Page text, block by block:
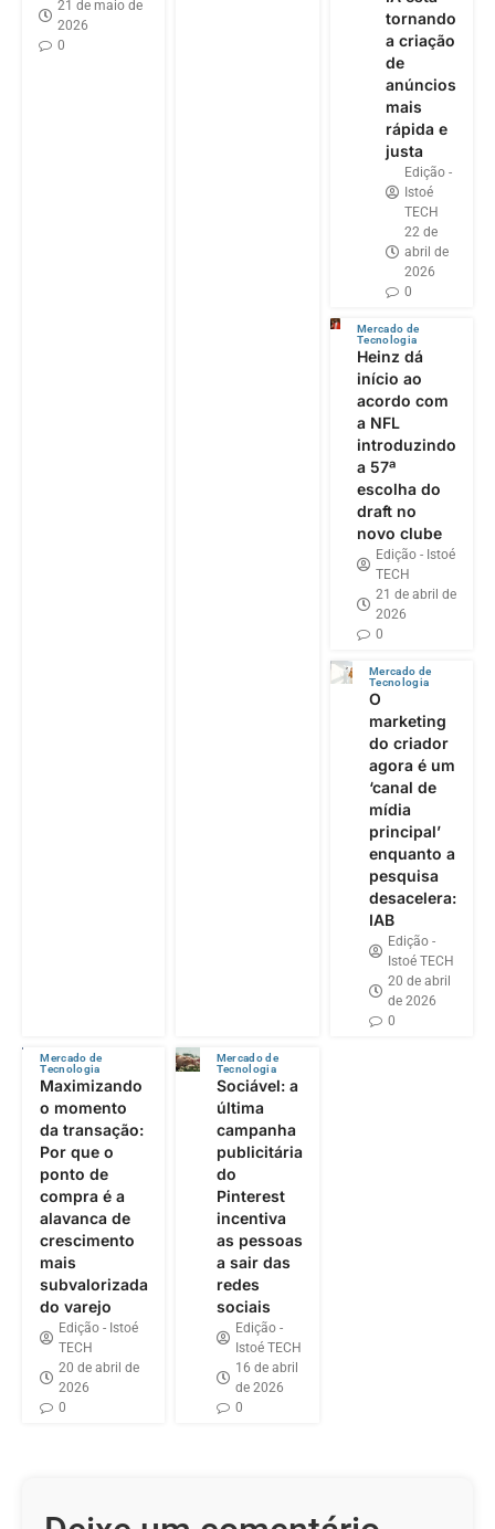
21 de maio de
2026
0
tornando
a criação
de
anúncios
mais
rápida e
justa
Edição -
Istoé
TECH
22 de
abril de
2026
0
Mercado de
Tecnologia
Heinz dá
início ao
acordo com
a NFL
introduzindo
a 57ª
escolha do
draft no
novo clube
Edição - Istoé
TECH
21 de abril de
2026
0
Mercado de
Tecnologia
O
marketing
do criador
agora é um
‘canal de
mídia
principal’
enquanto a
pesquisa
desacelera:
IAB
Edição -
Istoé TECH
20 de abril
de 2026
0
Mercado de
Tecnologia
Maximizando
o momento
da transação:
Por que o
ponto de
compra é a
alavanca de
crescimento
mais
subvalorizada
do varejo
Edição - Istoé
TECH
20 de abril de
2026
0
Mercado de
Tecnologia
Sociável: a
última
campanha
publicitária
do
Pinterest
incentiva
as pessoas
a sair das
redes
sociais
Edição -
Istoé TECH
16 de abril
de 2026
0